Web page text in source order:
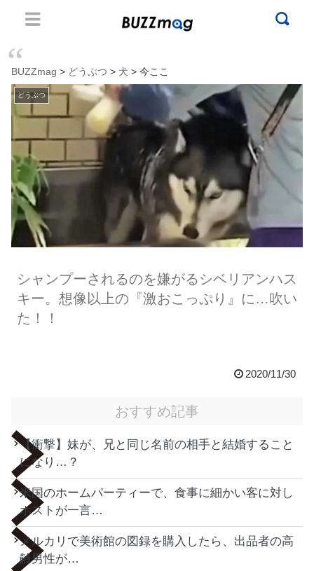
BUZZmag > どうぶつ > 犬 > 今ここ
どうぶつ
シャンプーされるのを嫌がるシベリアンハス
キー。想像以上の『激おこっぷり』に…吹い
た！！
2020/11/30
おすすめ記事
【衝撃】妹が、兄と同じ名前の相手と結婚すること
になり…？
米国のホームパーティーで、食事に細かい客に対し
ホストが一言…
メルカリで美術館の図録を購入したら、出品者の高
齢男性が…